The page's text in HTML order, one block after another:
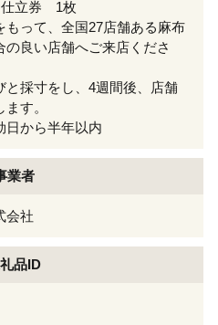
仕立券 1枚
もって、全国27店舗ある麻布
良い店舗へご来店くださ
と採寸をし、4週間後、店舗
す。
日から半年以内
業者
会社
品ID